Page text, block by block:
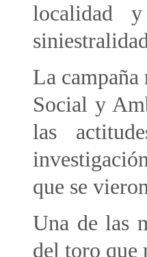
localidad
La
Social y
las
que se
Una de las
del toro que